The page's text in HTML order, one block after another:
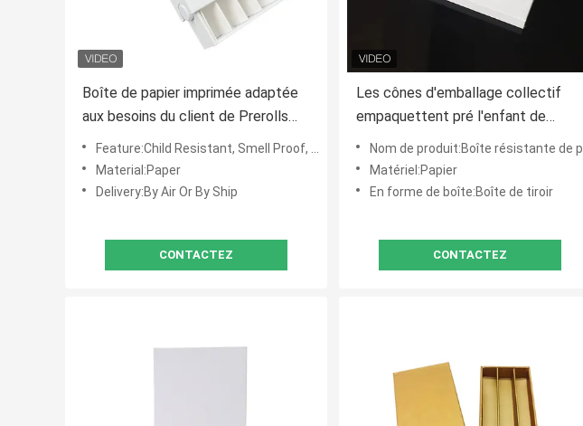
Boîte de papier imprimée adaptée
aux besoins du client de Prerolls
pour Prerolls
Feature:Child Resistant, Smell Proof, Reusable
Material:Paper
Delivery:By Air Or By Ship
CONTACTEZ
Les cônes d'emballage collectif
empaquettent pré l'enfant de
bouton poussoir de boîte de petit
pain résistant
Nom de produit:Boîte résistante de petit pain d'enfant pré
Matériel:Papier
En forme de boîte:Boîte de tiroir
CONTACTEZ